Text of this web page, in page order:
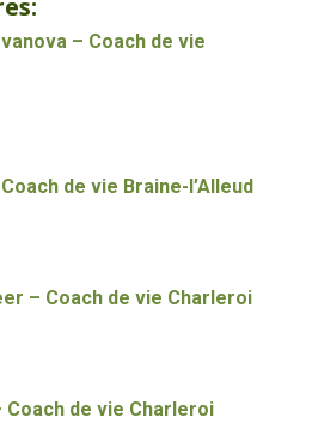
– Coach de vie
de vie Braine-l’Alleud
– Coach de vie Charleroi
Coach de vie Charleroi